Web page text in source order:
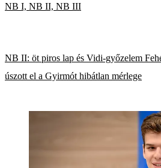
NB I, NB II, NB III
NB II: öt piros lap és Vidi-győzelem
úszott el a Gyirmót hibátlan mérlege